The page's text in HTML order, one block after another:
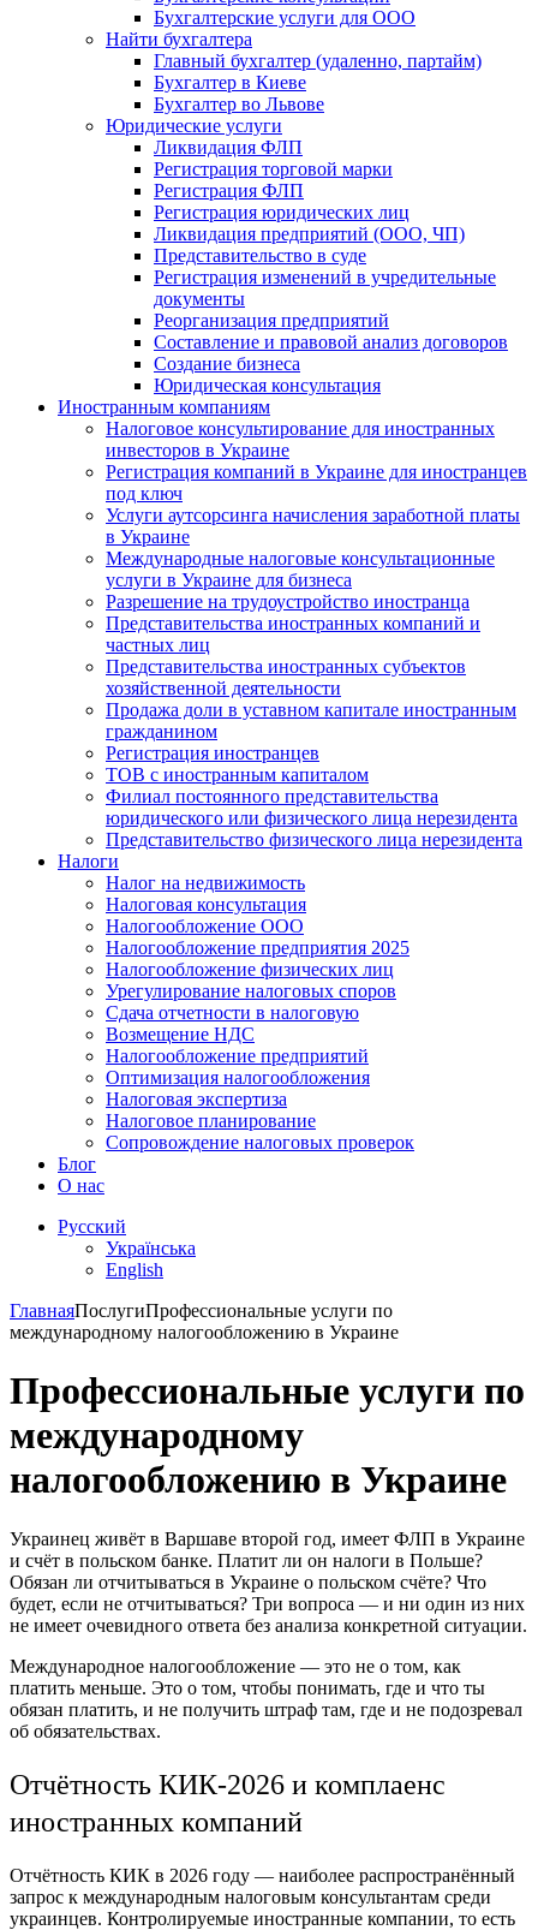
Бухгалтерские услуги для ООО
Найти бухгалтера
Главный бухгалтер (удаленно, партайм)
Бухгалтер в Киеве
Бухгалтер во Львове
Юридические услуги
Ликвидация ФЛП
Регистрация торговой марки
Регистрация ФЛП
Регистрация юридических лиц
Ликвидация предприятий (ООО, ЧП)
Представительство в суде
Регистрация изменений в учредительные
документы
Реорганизация предприятий
Составление и правовой анализ договоров
Создание бизнеса
Юридическая консультация
Иностранным компаниям
Налоговое консультирование для иностранных
инвесторов в Украине
Регистрация компаний в Украине для иностранцев
под ключ
Услуги аутсорсинга начисления заработной платы
в Украине
Международные налоговые консультационные
услуги в Украине для бизнеса
Разрешение на трудоустройство иностранца
Представительства иностранных компаний и
частных лиц
Представительства иностранных субъектов
хозяйственной деятельности
Продажа доли в уставном капитале иностранным
гражданином
Регистрация иностранцев
ТОВ с иностранным капиталом
Филиал постоянного представительства
юридического или физического лица нерезидента
Представительство физического лица нерезидента
Налоги
Налог на недвижимость
Налоговая консультация
Налогообложение ООО
Налогообложение предприятия 2025
Налогообложение физических лиц
Урегулирование налоговых споров
Сдача отчетности в налоговую
Возмещение НДС
Налогообложение предприятий
Оптимизация налогообложения
Налоговая экспертиза
Налоговое планирование
Сопровождение налоговых проверок
Блог
О нас
Русский
Українська
English
ГлавнаяПослугиПрофессиональные услуги по
международному налогообложению в Украине
Профессиональные услуги по
международному
налогообложению в Украине
Украинец живёт в Варшаве второй год, имеет ФЛП в Украине
и счёт в польском банке. Платит ли он налоги в Польше?
Обязан ли отчитываться в Украине о польском счёте? Что
будет, если не отчитываться? Три вопроса — и ни один из них
не имеет очевидного ответа без анализа конкретной ситуации.
Международное налогообложение — это не о том, как
платить меньше. Это о том, чтобы понимать, где и что ты
обязан платить, и не получить штраф там, где и не подозревал
об обязательствах.
Отчётность КИК-2026 и комплаенс
иностранных компаний
Отчётность КИК в 2026 году — наиболее распространённый
запрос к международным налоговым консультантам среди
украинцев. Контролируемые иностранные компании, то есть